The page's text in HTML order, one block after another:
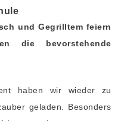
und Gegrilltem feiern
die bevorstehende
haben wir wieder zu
geladen. Besonders